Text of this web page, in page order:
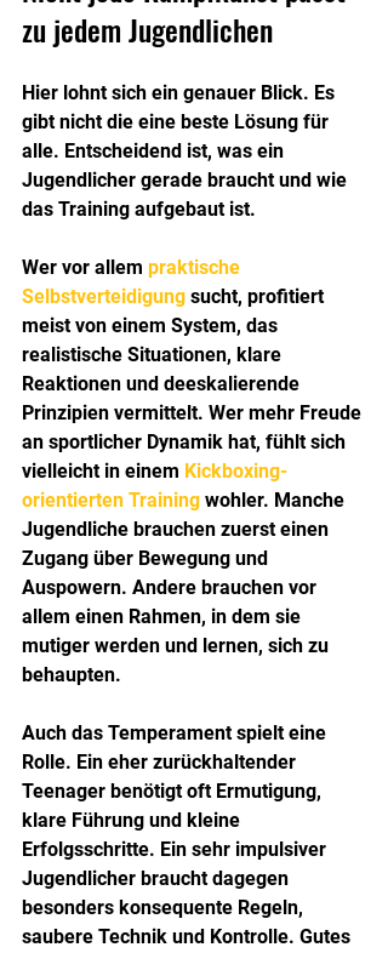
zu jedem Jugendlichen
Hier lohnt sich ein genauer Blick. Es
gibt nicht die eine beste Lösung für
alle. Entscheidend ist, was ein
Jugendlicher gerade braucht und wie
das Training aufgebaut ist.
Wer vor allem praktische
Selbstverteidigung sucht, profitiert
meist von einem System, das
realistische Situationen, klare
Reaktionen und deeskalierende
Prinzipien vermittelt. Wer mehr Freude
an sportlicher Dynamik hat, fühlt sich
vielleicht in einem Kickboxing-
orientierten Training wohler. Manche
Jugendliche brauchen zuerst einen
Zugang über Bewegung und
Auspowern. Andere brauchen vor
allem einen Rahmen, in dem sie
mutiger werden und lernen, sich zu
behaupten.
Auch das Temperament spielt eine
Rolle. Ein eher zurückhaltender
Teenager benötigt oft Ermutigung,
klare Führung und kleine
Erfolgsschritte. Ein sehr impulsiver
Jugendlicher braucht dagegen
besonders konsequente Regeln,
saubere Technik und Kontrolle. Gutes